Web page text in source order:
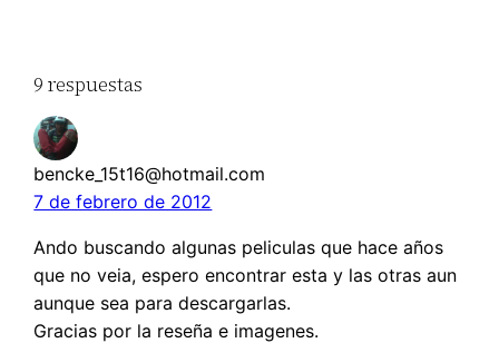
9 respuestas
bencke_15t16@hotmail.com
7 de febrero de 2012
Ando buscando algunas peliculas que hace años
que no veia, espero encontrar esta y las otras aun
aunque sea para descargarlas.
Gracias por la reseña e imagenes.